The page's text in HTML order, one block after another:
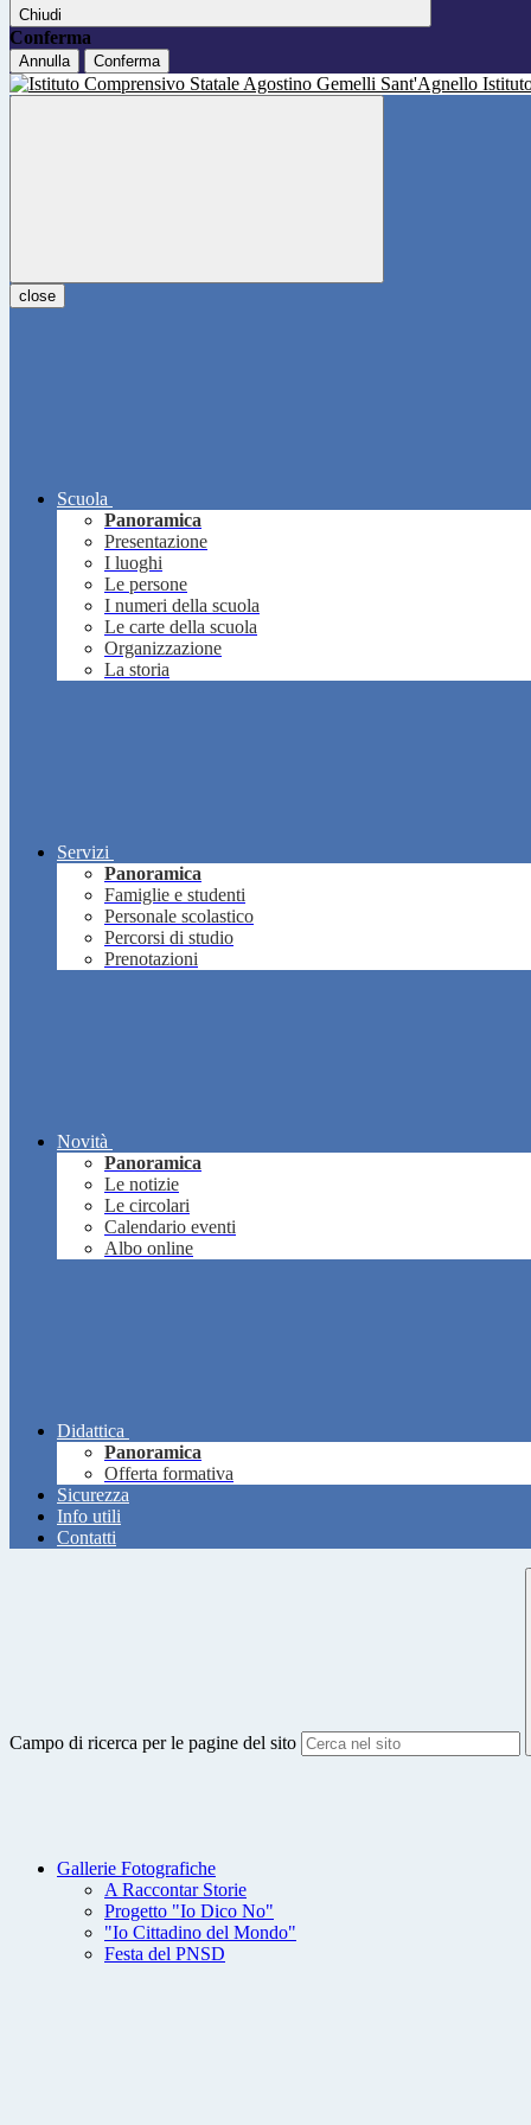
Chiudi
Conferma
Annulla Conferma
close
Scuola
Panoramica
Presentazione
I luoghi
Le persone
I numeri della scuola
Le carte della scuola
Organizzazione
La storia
Servizi
Panoramica
Famiglie e studenti
Personale scolastico
Percorsi di studio
Prenotazioni
Novità
Panoramica
Le notizie
Le circolari
Calendario eventi
Albo online
Didattica
Panoramica
Offerta formativa
Sicurezza
Info utili
Contatti
Campo di ricerca per le pagine del sito
Gallerie Fotografiche
A Raccontar Storie
Progetto "Io Dico No"
"Io Cittadino del Mondo"
Festa del PNSD